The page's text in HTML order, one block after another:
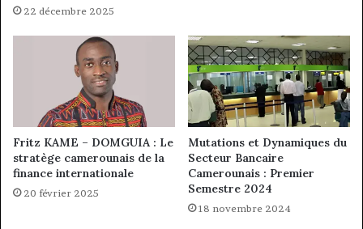
22 décembre 2025
Fritz KAME – DOMGUIA : Le
stratège camerounais de la
finance internationale
20 février 2025
Mutations et Dynamiques du
Secteur Bancaire
Camerounais : Premier
Semestre 2024
18 novembre 2024